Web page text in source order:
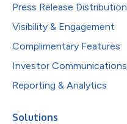
Press Release Distribution
Visibility & Engagement
Complimentary Features
Investor Communications
Reporting & Analytics
Solutions